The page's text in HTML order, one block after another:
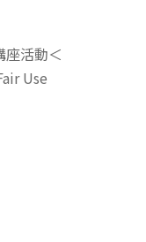
活動＜
Use